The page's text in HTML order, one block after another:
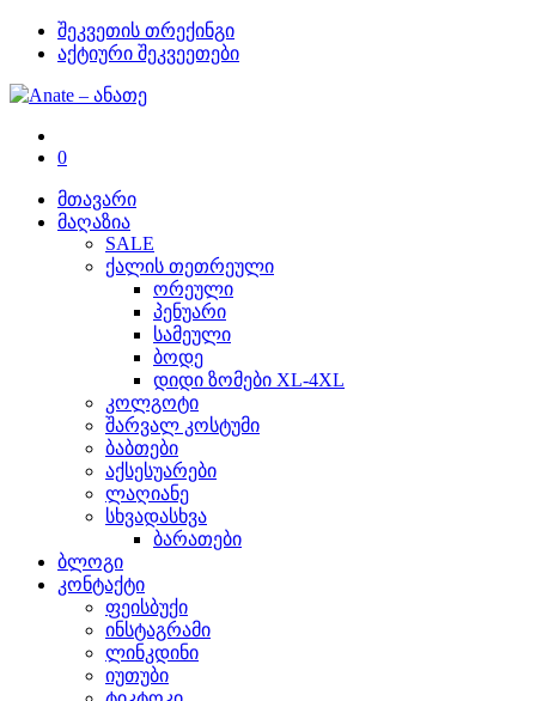
შეკვეთის თრექინგი
აქტიური შეკვეეთები
0
მთავარი
მაღაზია
SALE
ქალის თეთრეული
ორეული
პენუარი
სამეული
ბოდე
დიდი ზომები XL-4XL
კოლგოტი
შარვალ კოსტუმი
ბაბთები
აქსესუარები
ლაღიანე
სხვადასხვა
ბარათები
ბლოგი
კონტაქტი
ფეისბუქი
ინსტაგრამი
ლინკდინი
იუთუბი